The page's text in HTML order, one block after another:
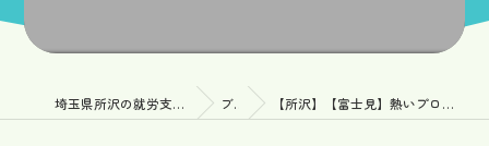
埼玉県所沢の就労支援なら一般社団法人MeRise ブログ 【所沢】【富士見】熱いプロモーションビデオ！視聴危険！【就労...